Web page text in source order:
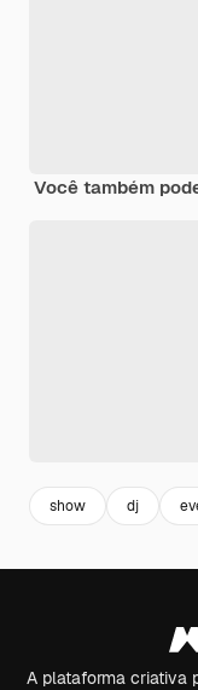
Você também
show dj
A plataforma criativa